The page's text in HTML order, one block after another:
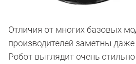
Отличия от многих базовых
производителей заметны
Робот выглядит очень